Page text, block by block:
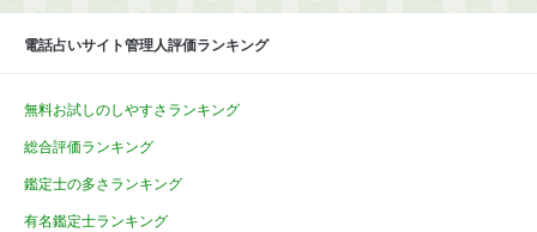
電話占いサイト管理人評価ランキング
無料お試しのしやすさランキング
総合評価ランキング
鑑定士の多さランキング
有名鑑定士ランキング